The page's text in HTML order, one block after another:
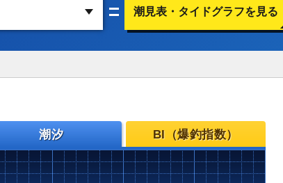
潮見表・タイドグラフを見る
潮汐 BI（爆釣指数）